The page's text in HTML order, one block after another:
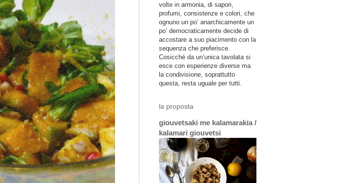
volte in armonia, di sapori,
profumi, consistenze e colori, che
ognuno un po’ anarchicamente un
po’ democraticamente decide di
accostare a suo piacimento con la
sequenza che preferisce.
Cosicché da un’unica tavolata si
esce con esperienze diverse ma
la condivisione, soprattutto
questa, resta uguale per tutti.
la proposta
giouvetsaki me kalamarakia /
kalamari giouvetsi